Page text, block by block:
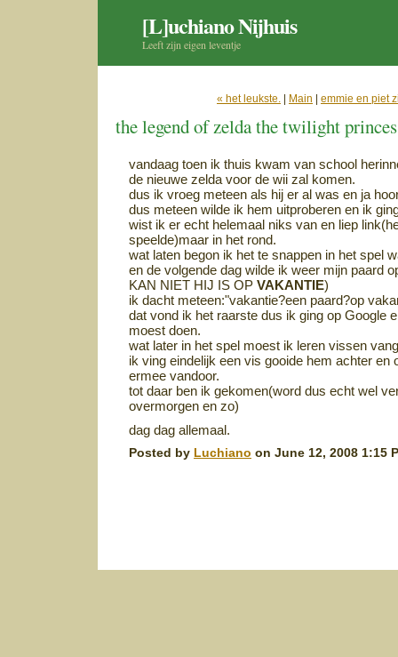
[L]uchiano Nijhuis
Leeft zijn eigen leventje
« het leukste. Main emmie en piet
the legend of zelda the twilight
vandaag toen ik thuis kwam van school
de nieuwe zelda voor de wii zal komen.
dus ik vroeg meteen als hij er al was en ja
dus meteen wilde ik hem uitproberen en ik
wist ik er echt helemaal niks van en liep
speelde)maar in het rond.
wat laten begon ik het te snappen in het spel
en de volgende dag wilde ik weer mijn paard
KAN NIET HIJ IS OP VAKANTIE)
ik dacht meteen:"vakantie?een paard?op
dat vond ik het raarste dus ik ging op Google
moest doen.
wat later in het spel moest ik leren vissen
ik ving eindelijk een vis gooide hem achter en
ermee vandoor.
tot daar ben ik gekomen(word dus echt wel
overmorgen en zo)
dag dag allemaal.
Posted by Luchiano on June 12, 2008 1:15